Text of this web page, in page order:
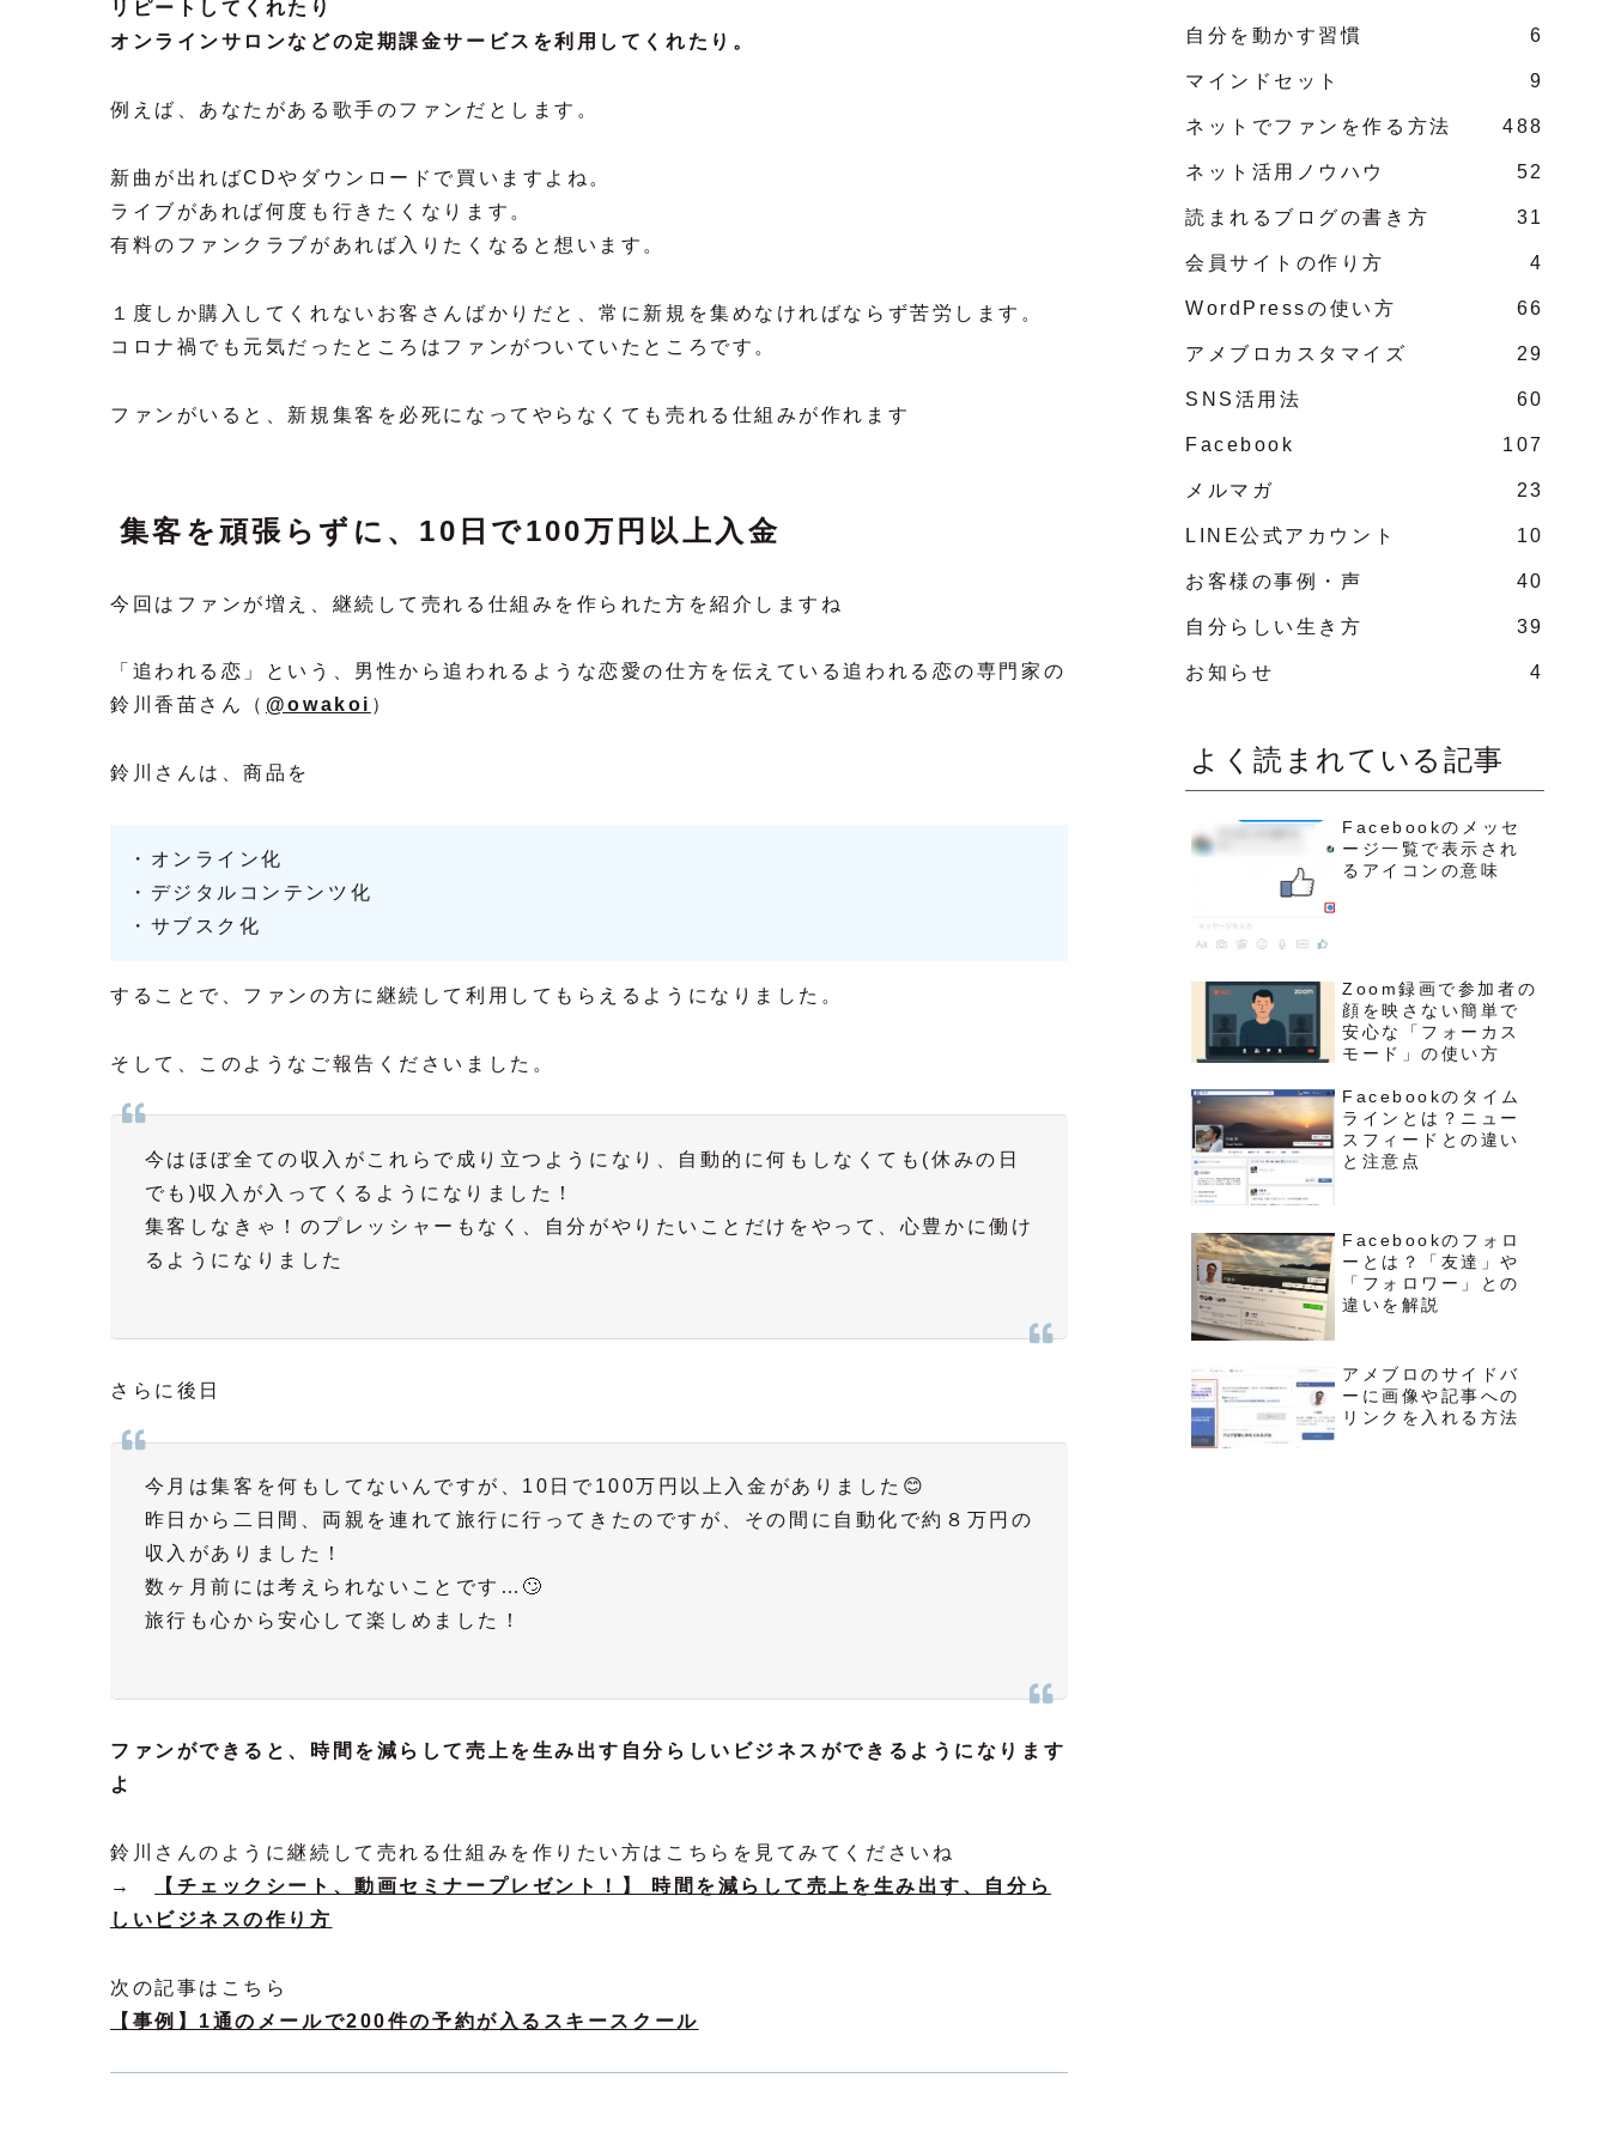
リピートしてくれたり
オンラインサロンなどの定期課金サービスを利用してくれたり。
例えば、あなたがある歌手のファンだとします。
新曲が出ればCDやダウンロードで買いますよね。
ライブがあれば何度も行きたくなります。
有料のファンクラブがあれば入りたくなると想います。
１度しか購入してくれないお客さんばかりだと、常に新規を集めなければならず苦労します。
コロナ禍でも元気だったところはファンがついていたところです。
ファンがいると、新規集客を必死になってやらなくても売れる仕組みが作れます
集客を頑張らずに、10日で100万円以上入金
今回はファンが増え、継続して売れる仕組みを作られた方を紹介しますね
「追われる恋」という、男性から追われるような恋愛の仕方を伝えている追われる恋の専門家の
鈴川香苗さん（ @owakoi ）
鈴川さんは、商品を
・オンライン化
・デジタルコンテンツ化
・サブスク化
することで、ファンの方に継続して利用してもらえるようになりました。
そして、このようなご報告くださいました。
今はほぼ全ての収入がこれらで成り立つようになり、自動的に何もしなくても(休みの日
でも)収入が入ってくるようになりました！
集客しなきゃ！のプレッシャーもなく、自分がやりたいことだけをやって、心豊かに働け
るようになりました
さらに後日
今月は集客を何もしてないんですが、10日で100万円以上入金がありました😊
昨日から二日間、両親を連れて旅行に行ってきたのですが、その間に自動化で約８万円の
収入がありました！
数ヶ月前には考えられないことです…🙄
旅行も心から安心して楽しめました！
ファンができると、時間を減らして売上を生み出す自分らしいビジネスができるようになります
よ
鈴川さんのように継続して売れる仕組みを作りたい方はこちらを見てみてくださいね
→
【チェックシート、動画セミナープレゼント！】 時間を減らして売上を生み出す、自分ら
しいビジネスの作り方
次の記事はこちら
【事例】1通のメールで200件の予約が入るスキースクール
自分を動かす習慣 6
マインドセット 9
ネットでファンを作る方法 488
ネット活用ノウハウ 52
読まれるブログの書き方 31
会員サイトの作り方 4
WordPressの使い方 66
アメブロカスタマイズ 29
SNS活用法 60
Facebook 107
メルマガ 23
LINE公式アカウント 10
お客様の事例・声 40
自分らしい生き方 39
お知らせ 4
よく読まれている記事
Facebookのメッセ
ージ一覧で表示され
るアイコンの意味
Zoom録画で参加者の
顔を映さない簡単で
安心な「フォーカス
モード」の使い方
Facebookのタイム
ラインとは？ニュー
スフィードとの違い
と注意点
Facebookのフォロ
ーとは？「友達」や
「フォロワー」との
違いを解説
アメブロのサイドバ
ーに画像や記事への
リンクを入れる方法